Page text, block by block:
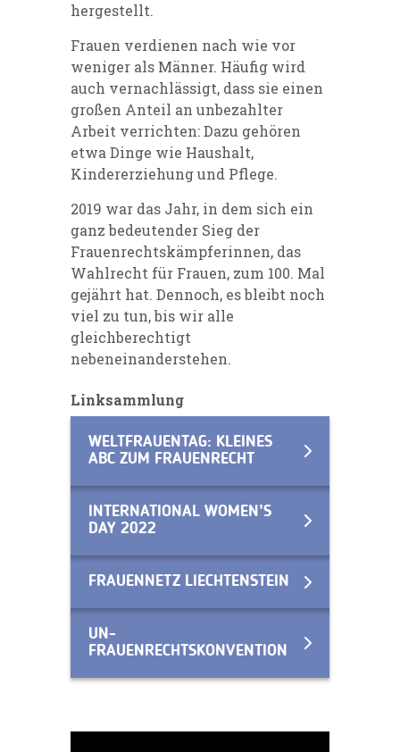
hergestellt.
Frauen verdienen nach wie vor
weniger als Männer. Häufig wird
auch vernachlässigt, dass sie einen
großen Anteil an unbezahlter
Arbeit verrichten: Dazu gehören
etwa Dinge wie Haushalt,
Kindererziehung und Pflege.
2019 war das Jahr, in dem sich ein
ganz bedeutender Sieg der
Frauenrechtskämpferinnen, das
Wahlrecht für Frauen, zum 100. Mal
gejährt hat. Dennoch, es bleibt noch
viel zu tun, bis wir alle
gleichberechtigt
nebeneinanderstehen.
Linksammlung
WELTFRAUENTAG: KLEINES
ABC ZUM FRAUENRECHT
INTERNATIONAL WOMEN’S
DAY 2022
FRAUENNETZ LIECHTENSTEIN
UN-
FRAUENRECHTSKONVENTION